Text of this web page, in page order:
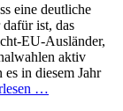
eine deutliche
ist, das
EU-Ausländer,
aktiv
in diesem Jahr
…